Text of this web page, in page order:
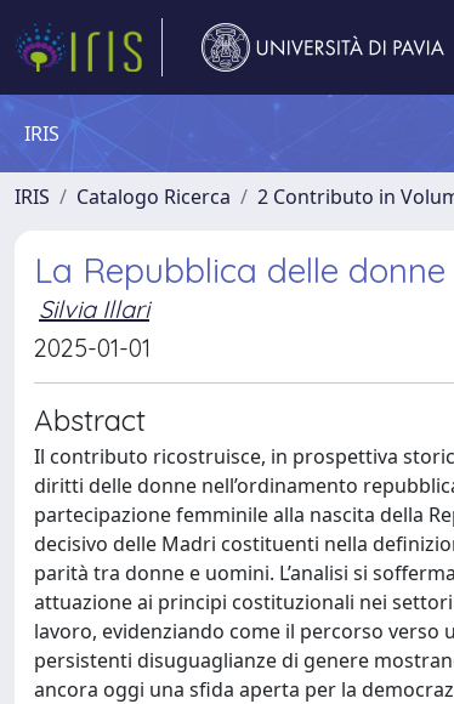
IRIS
IRIS Catalogo Ricerca 2 Contributo in
La Repubblica delle donne
Silvia Illari
2025-01-01
Abstract
Il contributo ricostruisce, in prospettiva
diritti delle donne nell’ordinamento
partecipazione femminile alla nascita della
decisivo delle Madri costituenti nella
parità tra donne e uomini. L’analisi si
attuazione ai principi costituzionali nei
lavoro, evidenziando come il percorso verso
persistenti disuguaglianze di genere
ancora oggi una sfida aperta per la